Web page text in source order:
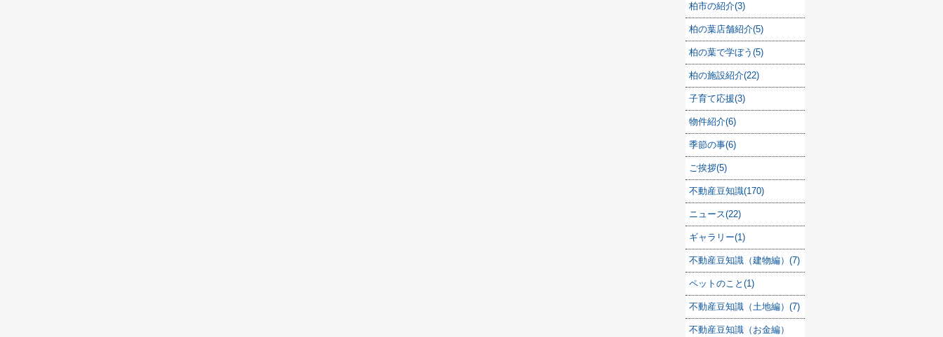
柏市の紹介(3)
柏の葉店舗紹介(5)
柏の葉で学ぼう(5)
柏の施設紹介(22)
子育て応援(3)
物件紹介(6)
季節の事(6)
ご挨拶(5)
不動産豆知識(170)
ニュース(22)
ギャラリー(1)
不動産豆知識（建物編）(7)
ペットのこと(1)
不動産豆知識（土地編）(7)
不動産豆知識（お金編）